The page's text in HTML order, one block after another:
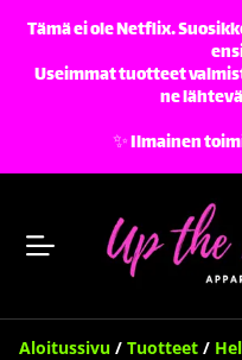
Tämä ei ole Netflix.
Useimmat tuotteet
ne
✨️ Ilmainen
Aloitussivu / Tuotteet /